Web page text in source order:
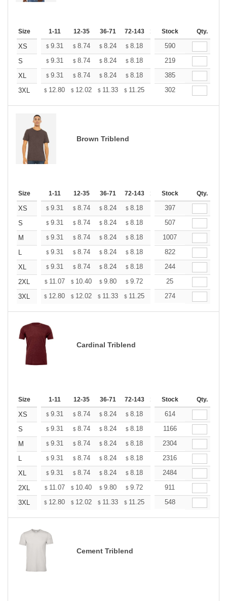
Size 1-11 12-35 36-71 72-143 144-287 288 + More
Stock Qty.
XS $ 9.31 $ 8.74 $ 8.24 $ 8.18 7.80
590
S
$ 9.31 $ 8.74 $ 8.24 $ 8.18 7.80
219
XL
$ 9.31 $ 8.74 $ 8.24 $ 8.18 7.80
385
3XL
$ 12.80 $ 12.02 $ 11.33 $ 11.25 10.73
302
Brown Triblend
Size 1-11 12-35 36-71 72-143 144-287 288 + More
Stock Qty.
XS $ 9.31 $ 8.74 $ 8.24 $ 8.18 7.80
397
S
$ 9.31 $ 8.74 $ 8.24 $ 8.18 7.80
507
M
$ 9.31 $ 8.74 $ 8.24 $ 8.18 7.80
1007
L
$ 9.31 $ 8.74 $ 8.24 $ 8.18 7.80
822
XL
$ 9.31 $ 8.74 $ 8.24 $ 8.18 7.80
244
2XL
$ 11.07 $ 10.40 $ 9.80 $ 9.72 9.2825
3XL
$ 12.80 $ 12.02 $ 11.33 $ 11.25 10.73
274
Cardinal Triblend
Size 1-11 12-35 36-71 72-143 144-287 288 + More
Stock Qty.
XS $ 9.31 $ 8.74 $ 8.24 $ 8.18 7.80
614
S
$ 9.31 $ 8.74 $ 8.24 $ 8.18 7.80
1166
M
$ 9.31 $ 8.74 $ 8.24 $ 8.18 7.80
2304
L
$ 9.31 $ 8.74 $ 8.24 $ 8.18 7.80
2316
XL
$ 9.31 $ 8.74 $ 8.24 $ 8.18 7.80
2484
2XL
$ 11.07 $ 10.40 $ 9.80 $ 9.72 9.28
911
3XL
$ 12.80 $ 12.02 $ 11.33 $ 11.25 10.73
548
Cement Triblend